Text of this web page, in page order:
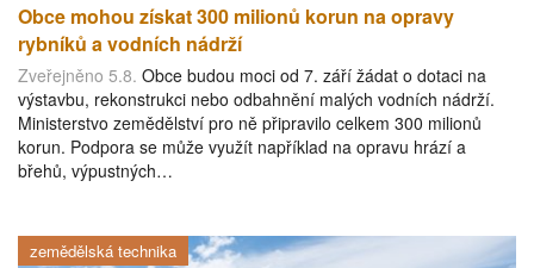
Obce mohou získat 300 milionů korun na opravy
rybníků a vodních nádrží
Zveřejněno 5.8. Obce budou moci od 7. září žádat o dotaci na
výstavbu, rekonstrukci nebo odbahnění malých vodních nádrží.
Ministerstvo zemědělství pro ně připravilo celkem 300 milionů
korun. Podpora se může využít například na opravu hrází a
břehů, výpustných…
zemědělská technika